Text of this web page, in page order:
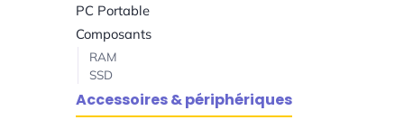
PC Portable
Composants
RAM
SSD
Accessoires & périphériques